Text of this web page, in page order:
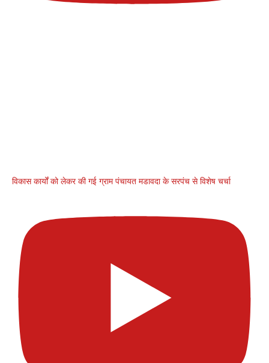
विकास कार्यों को लेकर की गई ग्राम पंचायत मडावदा के सरपंच से विशेष चर्चा